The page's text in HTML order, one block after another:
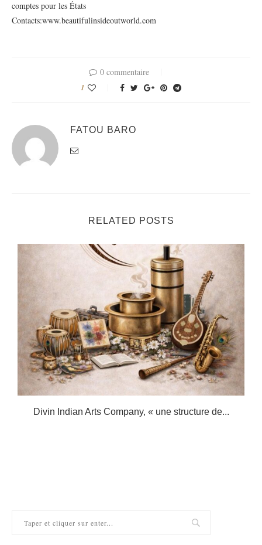
comptes pour les États
Contacts:www.beautifulinsideoutworld.com
0 commentaire
1
FATOU BARO
RELATED POSTS
Divin Indian Arts Company, « une structure de...